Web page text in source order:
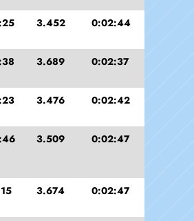
3.452 0:02:44
3.689 0:02:37
3.476 0:02:42
3.509 0:02:47
3.674 0:02:47